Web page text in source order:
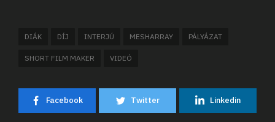
DIÁK DÍJ INTERJÚ MESHARRAY PÁLYÁZAT
SHORT FILM MAKER VIDEÓ
Facebook Twitter Linkedin